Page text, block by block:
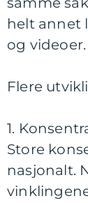
helt annet
og videoer.
Flere
1.
Store
nasjonalt.